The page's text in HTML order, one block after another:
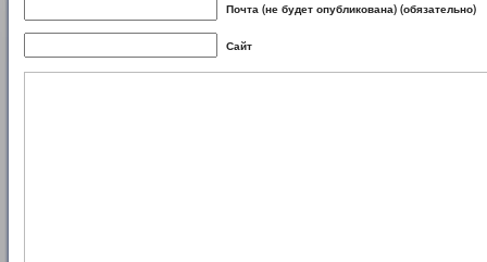
Почта (не будет опубликована) (обязательно)
Сайт